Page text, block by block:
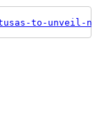
to-unveil-